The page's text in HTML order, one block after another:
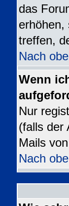
das
erhöhen,
treffen,
Nach
Wenn
Nur
(falls der
Mails
Nach